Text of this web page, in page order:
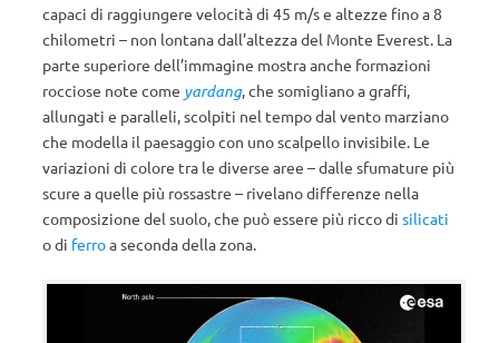
capaci di raggiungere velocità di 45 m/s e altezze fino a 8
chilometri – non lontana dall’altezza del Monte Everest. La
parte superiore dell’immagine mostra anche formazioni
rocciose note come yardang, che somigliano a graffi,
allungati e paralleli, scolpiti nel tempo dal vento marziano
che modella il paesaggio con uno scalpello invisibile. Le
variazioni di colore tra le diverse aree – dalle sfumature più
scure a quelle più rossastre – rivelano differenze nella
composizione del suolo, che può essere più ricco di silicati
o di ferroa seconda della zona.